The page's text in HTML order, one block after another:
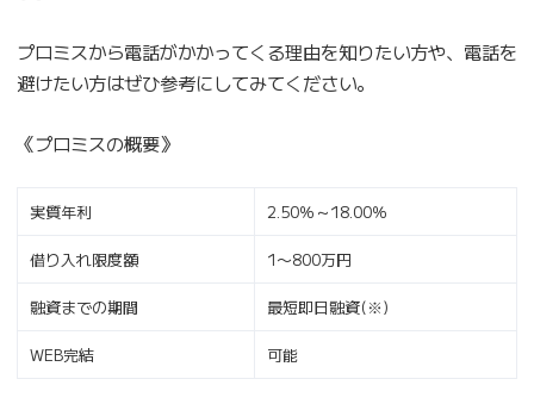
プロミスから電話がかかってくる理由を知りたい方や、電話を
避けたい方はぜひ参考にしてみてください。
《プロミスの概要》
実質年利 2.50％～18.00％
借り入れ限度額 1〜800万円
融資までの期間 最短即日融資(※)
WEB完結 可能